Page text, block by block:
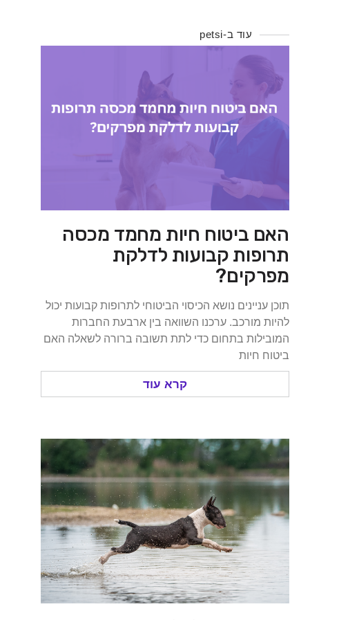
עוד ב-petsi
האם ביטוח חיות מחמד מכסה
תרופות קבועות לדלקת
מפרקים?
תוכן עניינים נושא הכיסוי הביטוחי לתרופות קבועות יכול
להיות מורכב. ערכנו השוואה בין ארבעת החברות
המובילות בתחום כדי לתת תשובה ברורה לשאלה האם
ביטוח חיות
קרא עוד